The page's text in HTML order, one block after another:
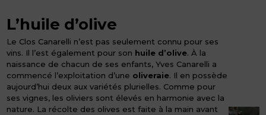
L’huile d’olive
Le Clos Canarelli n’est pas seulement connu pour ses
vins. Il l’est également pour son huile d’olive. À la
naissance de chacun de ses enfants, Yves Canarelli a
commencé l’exploitation d’une oliveraie. Il en possède
aujourd’hui deux aux variétés plurielles. Comme pour
ses vignes, les oliviers sont élevés en harmonie avec la
nature. La récolte des olives est faite à la main avant